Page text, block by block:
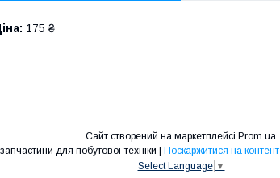
175 ₴
Сайт створений на маркетплейсі Prom.ua
SLSshop - запчастини для побутової техніки | Поскаржитися на контент
Select Language ▼